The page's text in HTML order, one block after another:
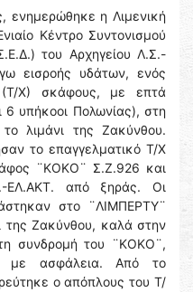
ενημερώθηκε η Λιμενική
Κέντρο Συντονισμού
του Αρχηγείου Λ.Σ.-
εισροής υδάτων, ενός
(Τ/Χ) σκάφους, με επτά
6 υπήκοοι Πολωνίας), στη
λιμάνι της Ζακύνθου.
το επαγγελματικό Τ/Χ
¨ΚΟΚΟ¨ Σ.Ζ.926 και
ΕΛ.ΑΚΤ. από ξηράς. Οι
στο ¨ΛΙΜΠΕΡΤΥ¨
της Ζακύνθου, καλά στην
συνδρομή του ¨ΚΟΚΟ¨,
με ασφάλεια. Από το
ο απόπλους του Τ/